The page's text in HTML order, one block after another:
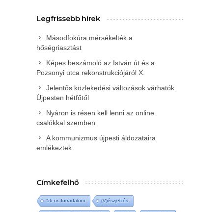
Legfrissebb hírek
Másodfokúra mérsékelték a
hőségriasztást
Képes beszámoló az István út és a
Pozsonyi utca rekonstrukciójáról X.
Jelentős közlekedési változások várhatók
Újpesten hétfőtől
Nyáron is résen kell lenni az online
csalókkal szemben
A kommunizmus újpesti áldozataira
emlékeztek
Címkefelhő
'56-os forradalom (V)észjelzés